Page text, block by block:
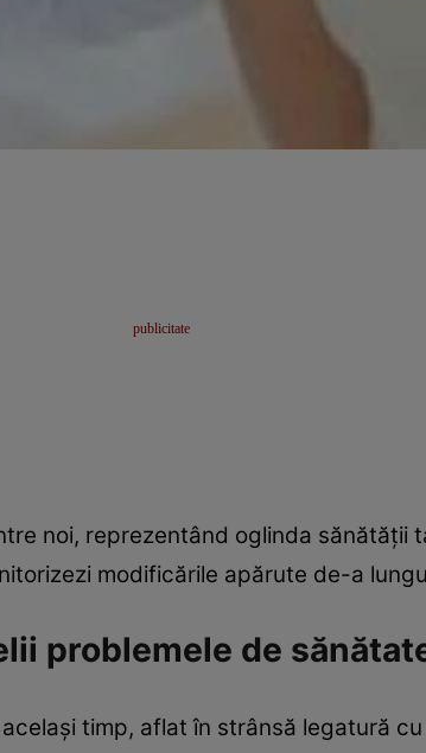
noi, reprezentând oglinda sănătăţii
modificările apărute de-a
problemele de
timp, aflat în strânsă legatură